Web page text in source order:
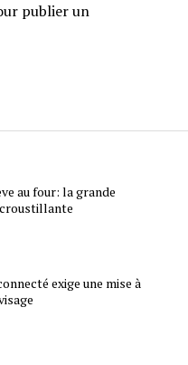
publier un
au four: la grande
exige une mise à